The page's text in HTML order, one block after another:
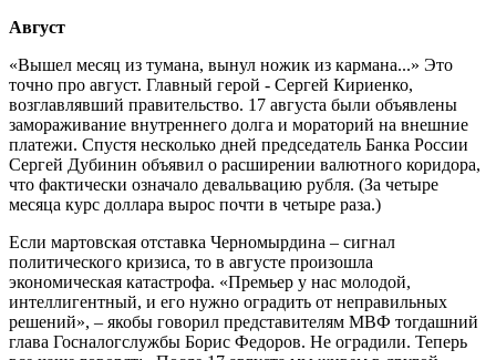
Август
«Вышел месяц из тумана, вынул ножик из кармана...» Это
точно про август. Главный герой - Сергей Кириенко,
возглавлявший правительство. 17 августа были объявлены
замораживание внутреннего долга и мораторий на внешние
платежи. Спустя несколько дней председатель Банка России
Сергей Дубинин объявил о расширении валютного коридора,
что фактически означало девальвацию рубля. (За четыре
месяца курс доллара вырос почти в четыре раза.)
Если мартовская отставка Черномырдина – сигнал
политического кризиса, то в августе произошла
экономическая катастрофа. «Премьер у нас молодой,
интеллигентный, и его нужно оградить от неправильных
решений», – якобы говорил представителям МВФ тогдашний
глава Госналогслужбы Борис Федоров. Не оградили. Теперь